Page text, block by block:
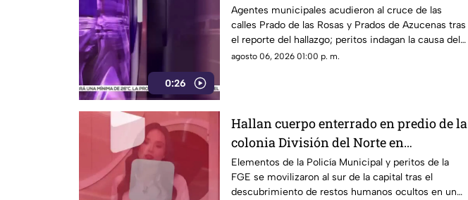
0:26
huellas de violencia
Agentes municipales acudieron al cruce de las
calles Prado de las Rosas y Prados de Azucenas tras
el reporte del hallazgo; peritos indagan la causa del
fallecimiento.
agosto 06, 2026 01:00 p. m.
Hallan cuerpo enterrado en predio de la
colonia División del Norte en
Chihuahua
Elementos de la Policía Municipal y peritos de la
FGE se movilizaron al sur de la capital tras el
descubrimiento de restos humanos ocultos en un